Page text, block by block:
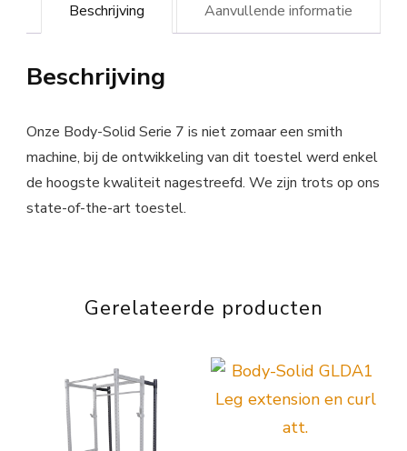
Beschrijving Aanvullende informatie
Beschrijving
Onze Body-Solid Serie 7 is niet zomaar een smith
machine, bij de ontwikkeling van dit toestel werd enkel
de hoogste kwaliteit nagestreefd. We zijn trots op ons
state-of-the-art toestel.
Gerelateerde producten